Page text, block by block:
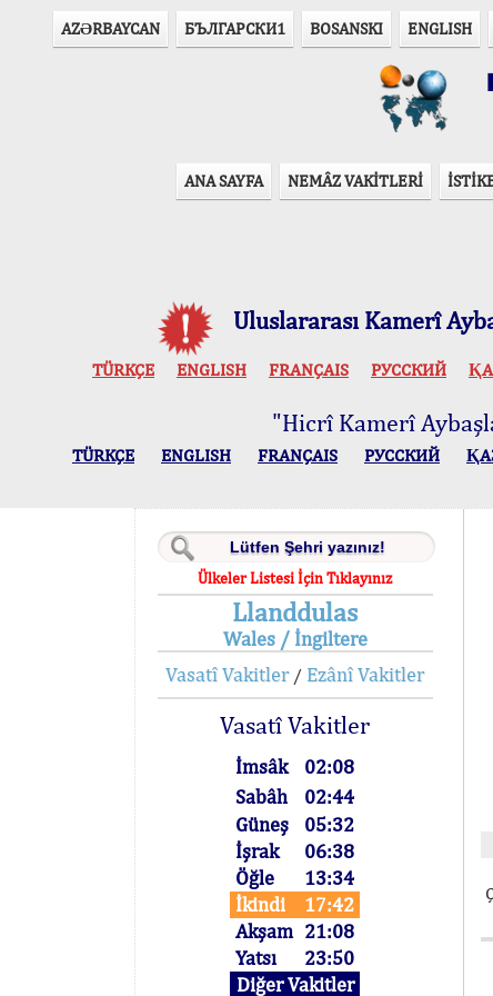
AZӘRBAYCAN БЪЛГАРСКИ1 BOSANSKI ENGLISH
ANA SAYFA NEMÂZ VAKİTLERİ
Uluslararası Kamerî
TÜRKÇE ENGLISH FRANÇAIS РУССКИЙ
"Hicrî Kamerî
TÜRKÇE ENGLISH FRANÇAIS РУССКИЙ
Ülkeler Listesi İçin Tıklayınız
Llanddulas
Wales / İngiltere
Vasatî Vakitler/ Ezânî Vakitler
Vasatî Vakitler
İmsâk
02:08
Sabâh
02:44
Güneş
05:32
İşrak
06:38
Öğle
13:34
İkindi
17:42
Akşam 21:08
Yatsı
23:50
Diğer Vakitler